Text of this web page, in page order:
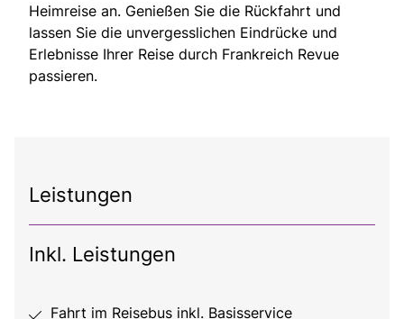
Heimreise an. Genießen Sie die Rückfahrt und
lassen Sie die unvergesslichen Eindrücke und
Erlebnisse Ihrer Reise durch Frankreich Revue
passieren.
Leistungen
Inkl. Leistungen
Fahrt im Reisebus inkl. Basisservice